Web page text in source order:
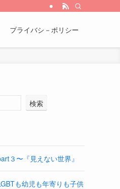
プライバシ－ポリシー
検索
３〜『見えない世界』
も幼児も年寄りも子供